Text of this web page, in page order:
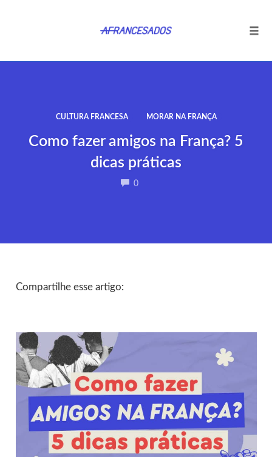
CULTURA FRANCESA MORAR NA FRANÇA
Como fazer amigos na França? 5
dicas práticas
0COMMENTS
Compartilhe esse artigo: